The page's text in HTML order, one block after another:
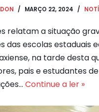
MARÇO 22, 2024
relatam a situação
das escolas estaduais
na tarde desta
pais e estudantes
Continue a ler »